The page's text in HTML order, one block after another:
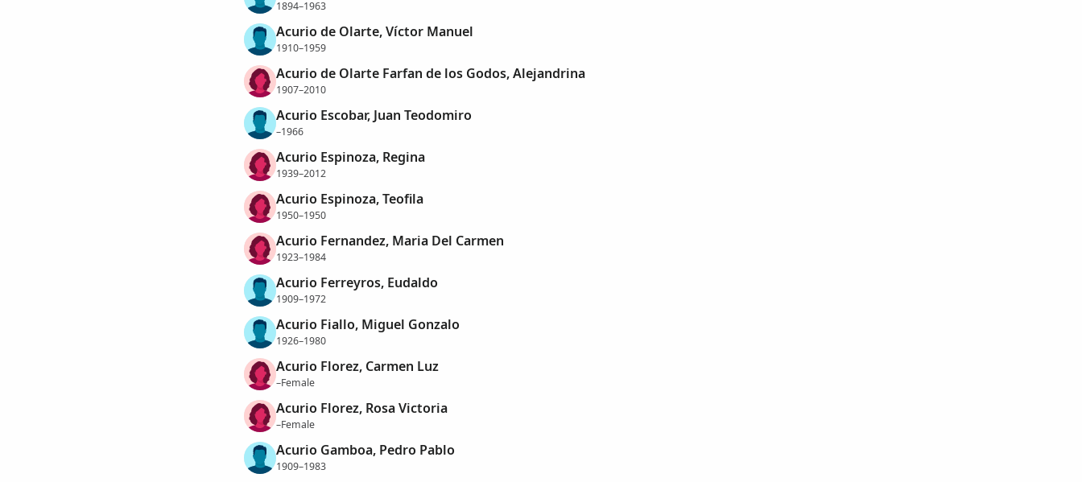
1894–1963
Acurio de Olarte, Víctor Manuel
1910–1959
Acurio de Olarte Farfan de los Godos, Alejandrina
1907–2010
Acurio Escobar, Juan Teodomiro
–1966
Acurio Espinoza, Regina
1939–2012
Acurio Espinoza, Teofila
1950–1950
Acurio Fernandez, Maria Del Carmen
1923–1984
Acurio Ferreyros, Eudaldo
1909–1972
Acurio Fiallo, Miguel Gonzalo
1926–1980
Acurio Florez, Carmen Luz
–Female
Acurio Florez, Rosa Victoria
–Female
Acurio Gamboa, Pedro Pablo
1909–1983